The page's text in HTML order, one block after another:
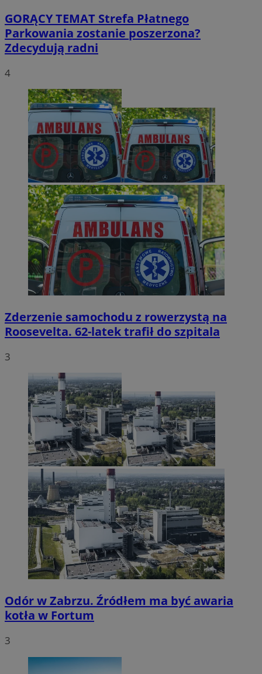
GORĄCY TEMAT Strefa Płatnego
Parkowania zostanie poszerzona?
Zdecydują radni
4
Zderzenie samochodu z rowerzystą na
Roosevelta. 62-latek trafił do szpitala
3
Odór w Zabrzu. Źródłem ma być awaria
kotła w Fortum
3